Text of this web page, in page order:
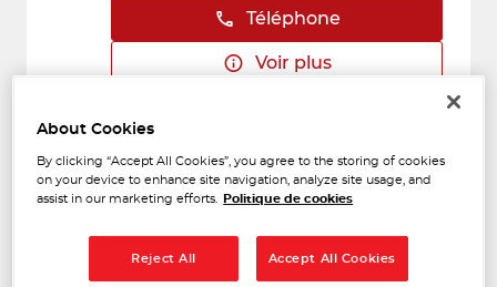
Téléphone
Voir plus
3
5.63
PERINET MARQUET
CHATILLON ACCESSOIRES
28/30, avenue de Verdun
Fermé aujourd'hui
About Cookies
By clicking “Accept All Cookies”, you agree to the storing of cookies
on your device to enhance site navigation, analyze site usage, and
assist in our marketing efforts.
Politique de cookies
Reject All Accept All Cookies